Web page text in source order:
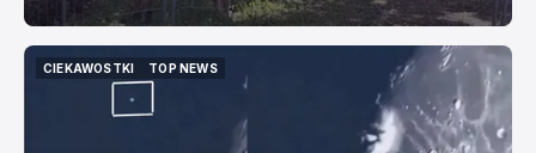
CIEKAWOSTKI
CIEKAWOSTKI
TOP NEWS
TOP NEWS